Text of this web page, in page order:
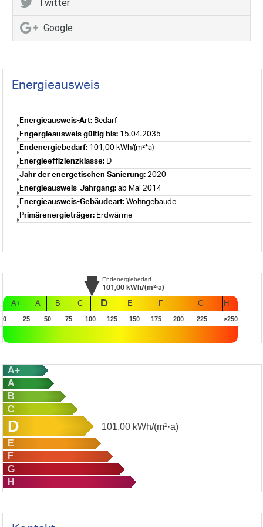
Twitter
Google
Energieausweis
Energieausweis-Art: Bedarf
Engergieausweis gültig bis: 15.04.2035
Endenergiebedarf: 101,00 kWh/(m²*a)
Energieeffizienzklasse: D
Jahr der energetischen Sanierung: 2020
Energieausweis-Jahrgang: ab Mai 2014
Energieausweis-Gebäudeart: Wohngebäude
Primärenergieträger: Erdwärme
Endenergiebedarf
101,00 kWh/(m²·a)
A+ A B C D E F G H
0 25 50 75 100 125 150 175 200 225 >250
A+
A
B
C
D 101,00 kWh/(m²·a)
E
F
G
H